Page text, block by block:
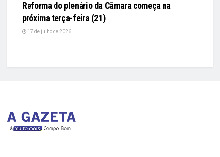
Reforma do plenário da Câmara começa na
próxima terça-feira (21)
17 de julho de 2026